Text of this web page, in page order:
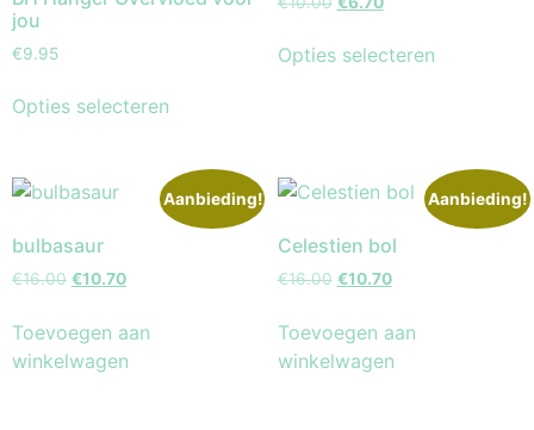
jou
€9.95
Opties selecteren
Opties selecteren
Aanbieding!
bulbasaur
€16.00 €10.70
Toevoegen aan
winkelwagen
Aanbieding!
Celestien bol
€16.00 €10.70
Toevoegen aan
winkelwagen